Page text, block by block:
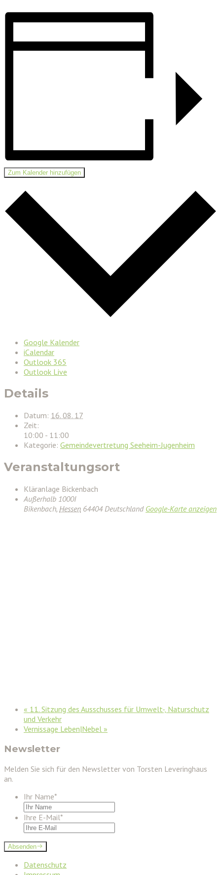
Zum Kalender hinzufügen
Google Kalender
iCalendar
Outlook 365
Outlook Live
Details
Datum: 16. 08. 17
Zeit:
10:00 - 11:00
Kategorie: Gemeindevertretung Seeheim-Jugenheim
Veranstaltungsort
Kläranlage Bickenbach
Außerhalb 1000I
Bikenbach, Hessen 64404 Deutschland Google-Karte anzeigen
« 11. Sitzung des Ausschusses für Umwelt-, Naturschutz
und Verkehr
Vernissage Leben|Nebel »
Newsletter
Melden Sie sich für den Newsletter von Torsten Leveringhaus
an.
Ihr Name*
Ihre E-Mail*
Absenden
Datenschutz